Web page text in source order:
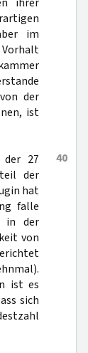
im
der
ist
40
der 27
der
hat
falle
in der
von
ist es
sich